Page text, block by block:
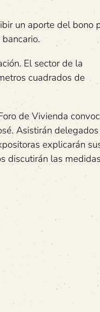
un aporte del bono
El sector de la
cuadrados de
de Vivienda
Asistirán
explicarán
discutirán las